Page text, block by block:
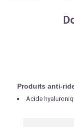
Produits anti-
Acide